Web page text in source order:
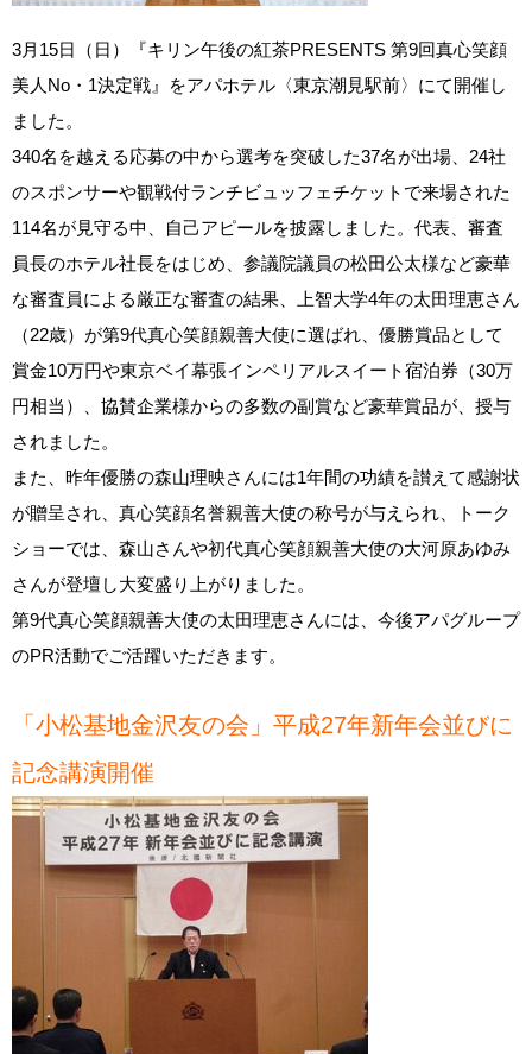
3月15日（日）『キリン午後の紅茶PRESENTS 第9回真心笑顔
美人No・1決定戦』をアパホテル〈東京潮見駅前〉にて開催し
ました。
340名を越える応募の中から選考を突破した37名が出場、24社
のスポンサーや観戦付ランチビュッフェチケットで来場された
114名が見守る中、自己アピールを披露しました。代表、審査
員長のホテル社長をはじめ、参議院議員の松田公太様など豪華
な審査員による厳正な審査の結果、上智大学4年の太田理恵さん
（22歳）が第9代真心笑顔親善大使に選ばれ、優勝賞品として
賞金10万円や東京ベイ幕張インペリアルスイート宿泊券（30万
円相当）、協賛企業様からの多数の副賞など豪華賞品が、授与
されました。
また、昨年優勝の森山理映さんには1年間の功績を讃えて感謝状
が贈呈され、真心笑顔名誉親善大使の称号が与えられ、トーク
ショーでは、森山さんや初代真心笑顔親善大使の大河原あゆみ
さんが登壇し大変盛り上がりました。
第9代真心笑顔親善大使の太田理恵さんには、今後アパグループ
のPR活動でご活躍いただきます。
「小松基地金沢友の会」平成27年新年会並びに
記念講演開催